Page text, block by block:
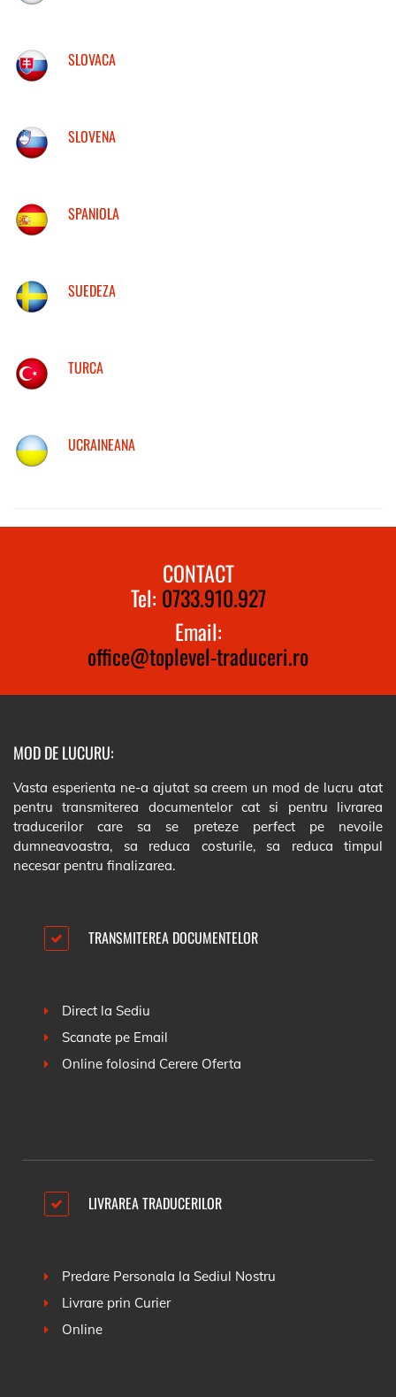
SLOVACA
SLOVENA
SPANIOLA
SUEDEZA
TURCA
UCRAINEANA
CONTACT
Tel: 0733.910.927
Email:
office@toplevel-traduceri.ro
MOD DE LUCURU:
Vasta esperienta ne-a ajutat sa creem un mod de lucru atat
pentru transmiterea documentelor cat si pentru livrarea
traducerilor care sa se preteze perfect pe nevoile
dumneavoastra, sa reduca costurile, sa reduca timpul
necesar pentru finalizarea.
TRANSMITEREA DOCUMENTELOR
Direct la Sediu
Scanate pe Email
Online folosind Cerere Oferta
LIVRAREA TRADUCERILOR
Predare Personala la Sediul Nostru
Livrare prin Curier
Online